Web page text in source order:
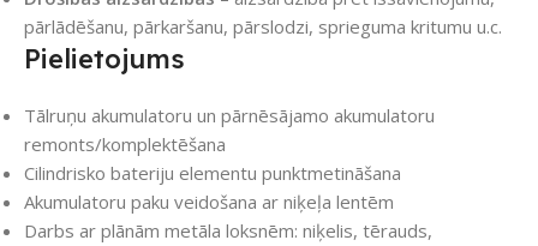
pārlādēšanu, pārkaršanu, pārslodzi, sprieguma kritumu u.c.
Pielietojums
Tālruņu akumulatoru un pārnēsājamo akumulatoru
remonts/komplektēšana
Cilindrisko bateriju elementu punktmetināšana
Akumulatoru paku veidošana ar niķeļa lentēm
Darbs ar plānām metāla loksnēm: niķelis, tērauds,